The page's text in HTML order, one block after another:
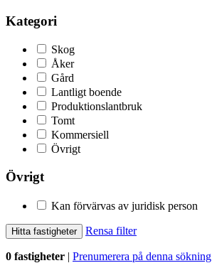
Kategori
Skog
Åker
Gård
Lantligt boende
Produktionslantbruk
Tomt
Kommersiell
Övrigt
Övrigt
Kan förvärvas av juridisk person
Hitta fastigheter Rensa filter
0 fastigheter | Prenumerera på denna sökning